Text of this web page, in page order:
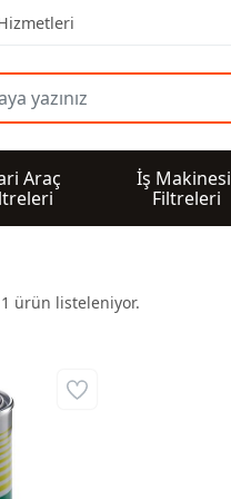
Araç
İş Makinesi
Filtreleri
1 ürün listeleniyor.